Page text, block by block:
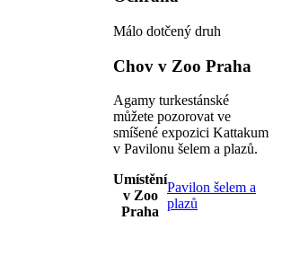
Málo dotčený druh
Chov v Zoo Praha
Agamy turkestánské
můžete pozorovat ve
smíšené expozici Kattakum
v Pavilonu šelem a plazů.
Umístění
v Zoo
Praha
Pavilon šelem a
plazů